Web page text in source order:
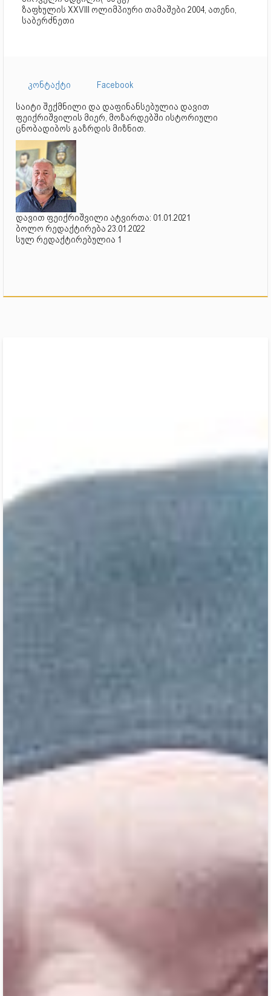
ზაფხულის XXVIII ოლიმპიური თამაშები 2004, ათენი,
საბერძნეთი
კონტაქტი
Facebook
საიტი შექმნილი და დაფინანსებულია დავით
ფეიქრიშვილის მიერ, მოზარდებში ისტორიული
ცნობადიბოს გაზრდის მიზნით.
დავით ფეიქრიშვილი ატვირთა: 01.01.2021
ბოლო რედაქტირება 23.01.2022
სულ რედაქტირებულია 1